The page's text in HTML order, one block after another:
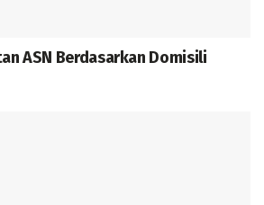
ASN Berdasarkan Domisili